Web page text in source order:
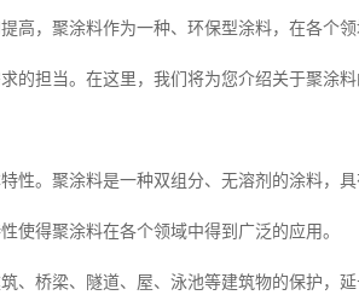
高，聚涂料作为一种、环保型涂料，在各个
的担当。在这里，我们将为您介绍关于聚涂
性。聚涂料是一种双组分、无溶剂的涂料，
使得聚涂料在各个领域中得到广泛的应用。
、桥梁、隧道、屋、泳池等建筑物的保护，